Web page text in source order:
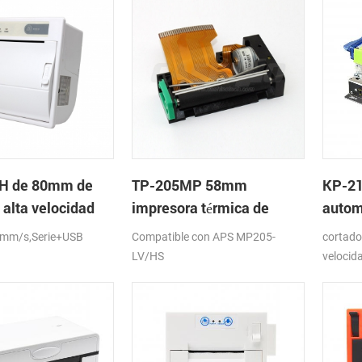
de 80mm de
alta velocidad
de la impresora
s,Serie+USB
TP-205MP 58mm
impresora térmica de
cabeza
Compatible con APS MP205-
LV/HS
KP-